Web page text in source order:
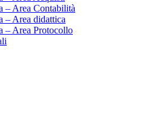
– Area Contabilità
– Area didattica
– Area Protocollo